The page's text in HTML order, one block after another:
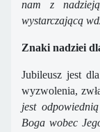
nam z
wystarczającą
Znaki nadziei
Jubileusz jest
wyzwolenia,
jest
Boga wobec